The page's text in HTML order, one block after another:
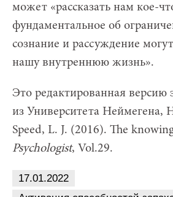
может «рассказать нам кое-
фундаментальное об
сознание и рассуждение
нашу внутреннюю жизнь».
Это редактированная версию
из Университета Неймегена,
Speed, L. J. (2016). The
Psychologist, Vol.29.
17.01.2022